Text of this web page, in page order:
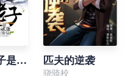
重生之老子是皇帝 匹夫的逆袭
骁骑校